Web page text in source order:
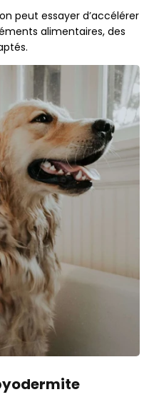
peut essayer d’accélérer
alimentaires, des